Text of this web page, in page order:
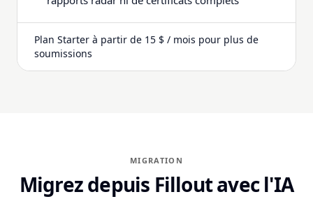
Plan Starter à partir de 15 $ / mois pour plus de
soumissions
MIGRATION
Migrez depuis Fillout avec l'IA